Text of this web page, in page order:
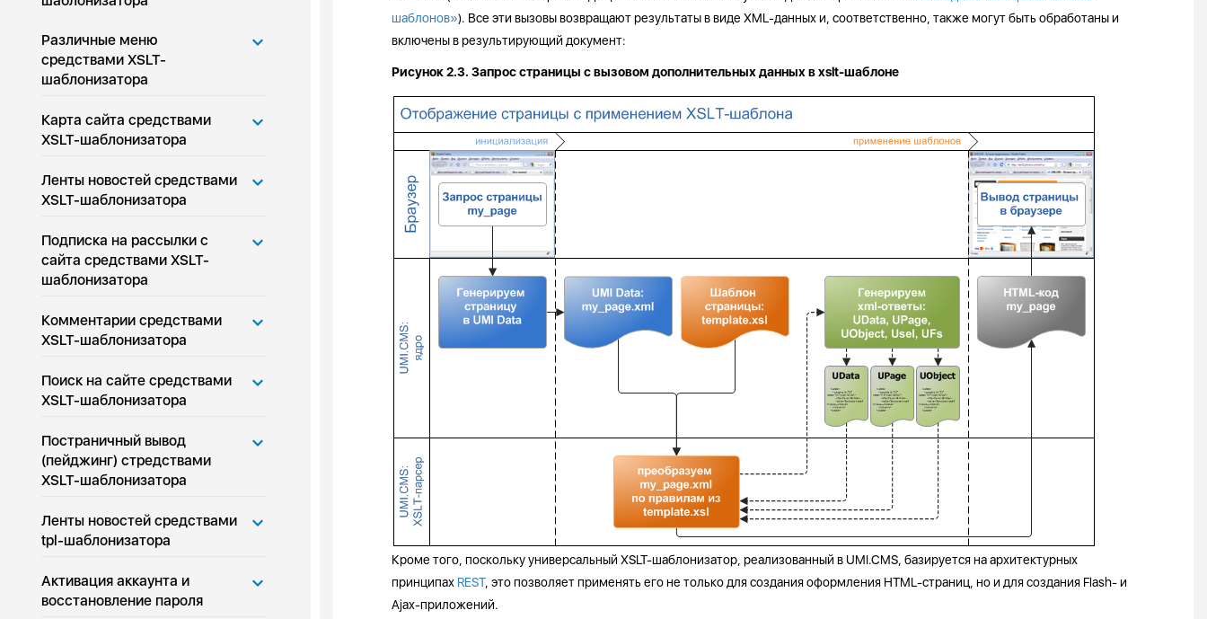
Различные меню
средствами XSLT-
шаблонизатора
Карта сайта средствами
XSLT-шаблонизатора
Ленты новостей средствами
XSLT-шаблонизатора
Подписка на рассылки с
сайта средствами XSLT-
шаблонизатора
Комментарии средствами
XSLT-шаблонизатора
Поиск на сайте средствами
XSLT-шаблонизатора
Постраничный вывод
(пейджинг) стредствами
XSLT-шаблонизатора
Ленты новостей средствами
tpl-шаблонизатора
Активация аккаунта и
восстановление пароля
шаблонов»). Все эти вызовы возвращают результаты в виде XML-данных и, соответственно, также могут быть обработаны и
включены в результирующий документ:
Рисунок 2.3. Запрос страницы с вызовом дополнительных данных в xslt-шаблоне
Кроме того, поскольку универсальный XSLT-шаблонизатор, реализованный в UMI.CMS, базируется на архитектурных
принципах REST, это позволяет применять его не только для создания оформления HTML-страниц, но и для создания Flash- и
Ajax-приложений.